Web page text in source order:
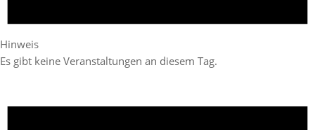
Hinweis
Es gibt keine Veranstaltungen an diesem Tag.